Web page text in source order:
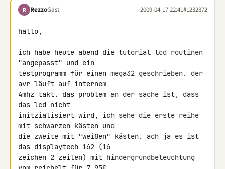
R RezzoGast 2009-04-17 22:41#1232372
hallo,
ich habe heute abend die tutorial lcd routinen
"angepasst" und ein
testprogramm für einen mega32 geschrieben. der
avr läuft auf internem
4mhz takt. das problem an der sache ist, dass
das lcd nicht
initzialisiert wird, ich sehe die erste reihe
mit schwarzen kästen und
die zweite mit "weißen" kästen. ach ja es ist
das displaytech 162 (16
zeichen 2 zeilen) mit hindergrundbeleuchtung